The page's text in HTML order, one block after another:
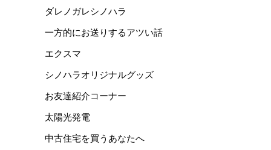
ダレノガレシノハラ
一方的にお送りするアツい話
エクスマ
シノハラオリジナルグッズ
お友達紹介コーナー
太陽光発電
中古住宅を買うあなたへ